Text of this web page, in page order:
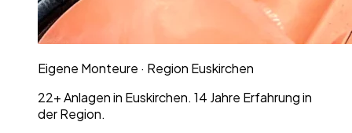
Eigene Monteure · Region Euskirchen
22+Anlagen in Euskirchen. 14 Jahre Erfahrung in
der Region.